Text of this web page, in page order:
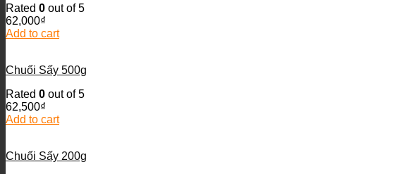
Rated 0 out of 5
62,000₫
Add to cart
Chuối Sấy 500g
Rated 0 out of 5
62,500₫
Add to cart
Chuối Sấy 200g